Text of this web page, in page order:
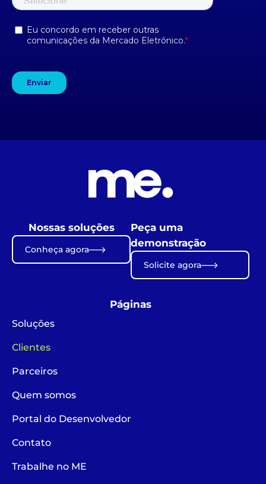
Nossas soluções
Conheça agora
Peça uma
demonstração
Solicite agora
Páginas
Soluções
Clientes
Parceiros
Quem somos
Portal do Desenvolvedor
Contato
Trabalhe no ME